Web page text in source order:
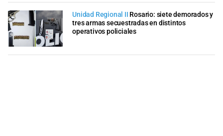
Unidad Regional II Rosario: siete demorados y
tres armas secuestradas en distintos
operativos policiales